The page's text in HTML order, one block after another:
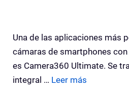
Una de las aplicaciones más
cámaras de smartphones con
es Camera360 Ultimate. Se
integral … Leer más